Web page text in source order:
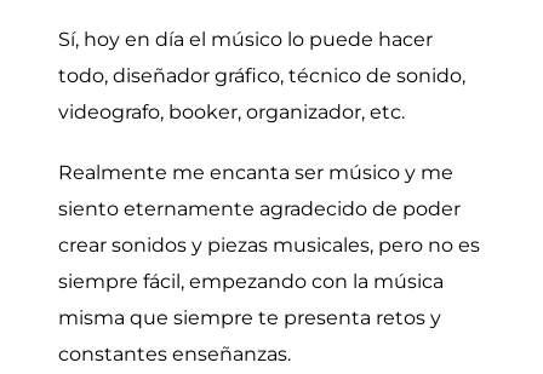
Sí, hoy en día el músico lo puede hacer
todo, diseñador gráfico, técnico de sonido,
videografo, booker, organizador, etc.
Realmente me encanta ser músico y me
siento eternamente agradecido de poder
crear sonidos y piezas musicales, pero no es
siempre fácil, empezando con la música
misma que siempre te presenta retos y
constantes enseñanzas.